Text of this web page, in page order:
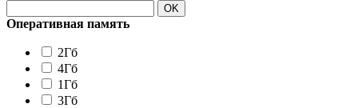
OK
Оперативная память
2Гб
4Гб
1Гб
3Гб